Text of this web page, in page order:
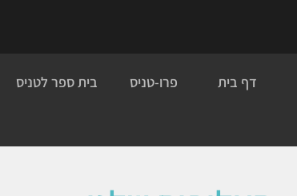
דף בית פרו-טניס בית ספר לטניס